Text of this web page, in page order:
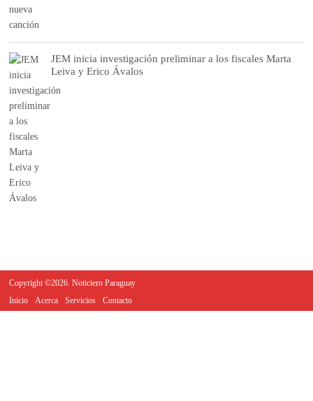
JEM inicia investigación preliminar a los fiscales Marta
Leiva y Erico Ávalos
Copyright ©2026. Noticiero Paraguay
Inicio
Acerca Servicios Contacto